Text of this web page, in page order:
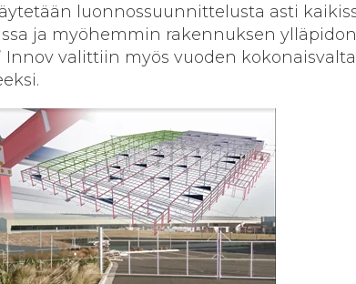
luonnossuunnittelusta asti
ja myöhemmin rakennuksen ylläpidon
Innov valittiin myös vuoden